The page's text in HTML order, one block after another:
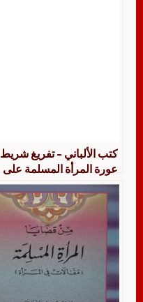
كتب الألباني – تفريغ شريط
عورة المرأة المسلمة على
المسلمة